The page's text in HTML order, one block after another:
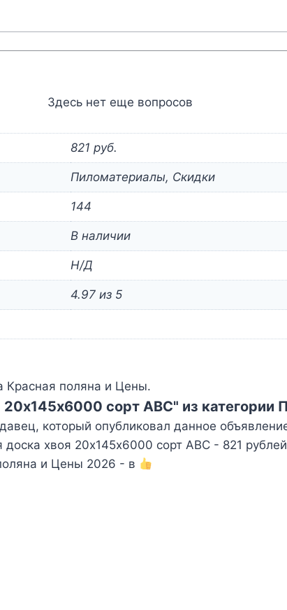
Здесь нет еще вопросов
821 руб.
Пиломатериалы, Скидки
144
В наличии
Н/Д
4.97 из 5
Красная поляна и Цены.
20х145х6000 сорт АВС" из категории
который опубликовал данное
хвоя 20х145х6000 сорт АВС - 821
и Цены 2026 - в